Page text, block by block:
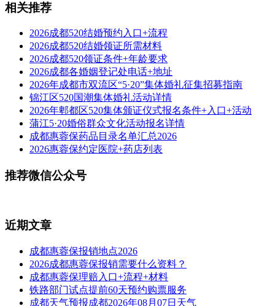
相关推荐
2026成都520结婚预约入口+流程
2026成都520结婚领证所需材料
2026成都520领证条件+年龄要求
2026成都各婚姻登记处电话+地址
2026年成都市双流区“5·20”集体婚礼征集招募指南
锦江区520国潮集体婚礼活动详情
2026年郫都区520集体颁证仪式报名条件+入口+活动
蒲江5·20婚俗群众文化活动报名详情
成都惠蓉保药品目录名单汇总2026
2026惠蓉保约定医院+药店列表
推荐微信公众号
近期文章
成都惠蓉保报销地点2026
2026成都惠蓉保报销需要什么资料？
成都惠蓉保理赔入口+流程+材料
铁路部门试点提前60天预约购票服务
成都天气预报成都2026年08月07日天气